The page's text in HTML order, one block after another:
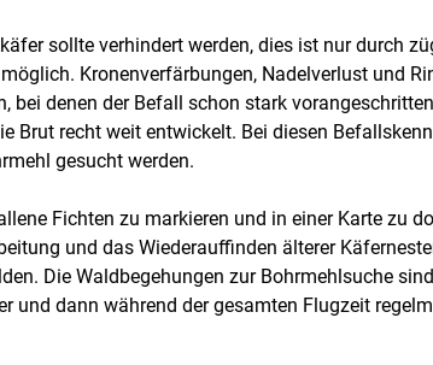
sollte verhindert werden, dies ist nur durch
Kronenverfärbungen, Nadelverlust und
bei denen der Befall schon stark
Brut recht weit entwickelt. Bei diesen
gesucht werden.
Fichten zu markieren und in einer Karte zu
und das Wiederauffinden älterer
Die Waldbegehungen zur Bohrmehlsuche
und dann während der gesamten Flugzeit